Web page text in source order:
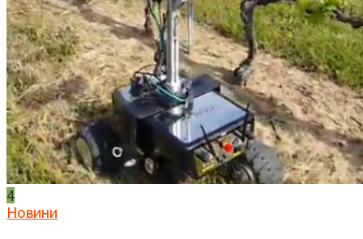
4
Новини